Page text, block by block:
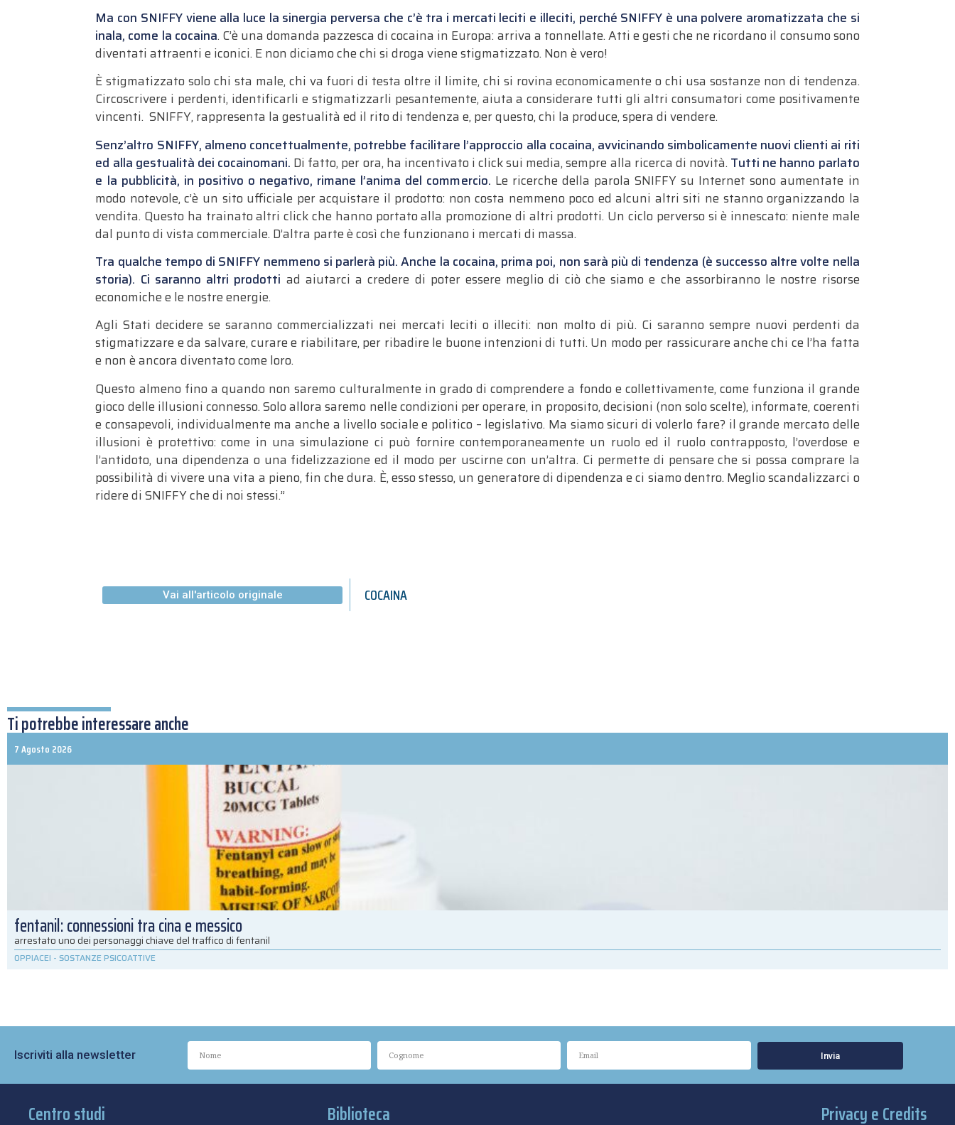
Ma con SNIFFY viene alla luce la sinergia perversa che c’è tra i mercati leciti e illeciti, perché SNIFFY è una polvere aromatizzata che si
inala, come la cocaina. C’è una domanda pazzesca di cocaina in Europa: arriva a tonnellate. Atti e gesti che ne ricordano il consumo sono
diventati attraenti e iconici. E non diciamo che chi si droga viene stigmatizzato. Non è vero!
È stigmatizzato solo chi sta male, chi va fuori di testa oltre il limite, chi si rovina economicamente o chi usa sostanze non di tendenza.
Circoscrivere i perdenti, identificarli e stigmatizzarli pesantemente, aiuta a considerare tutti gli altri consumatori come positivamente
vincenti. SNIFFY, rappresenta la gestualità ed il rito di tendenza e, per questo, chi la produce, spera di vendere.
Senz’altro SNIFFY, almeno concettualmente, potrebbe facilitare l’approccio alla cocaina, avvicinando simbolicamente nuovi clienti ai riti
ed alla gestualità dei cocainomani. Di fatto, per ora, ha incentivato i click sui media, sempre alla ricerca di novità. Tutti ne hanno parlato
e la pubblicità, in positivo o negativo, rimane l’anima del commercio. Le ricerche della parola SNIFFY su Internet sono aumentate in
modo notevole, c’è un sito ufficiale per acquistare il prodotto: non costa nemmeno poco ed alcuni altri siti ne stanno organizzando la
vendita. Questo ha trainato altri click che hanno portato alla promozione di altri prodotti. Un ciclo perverso si è innescato: niente male
dal punto di vista commerciale. D’altra parte è così che funzionano i mercati di massa.
Tra qualche tempo di SNIFFY nemmeno si parlerà più. Anche la cocaina, prima poi, non sarà più di tendenza (è successo altre volte nella
storia). Ci saranno altri prodotti ad aiutarci a credere di poter essere meglio di ciò che siamo e che assorbiranno le nostre risorse
economiche e le nostre energie.
Agli Stati decidere se saranno commercializzati nei mercati leciti o illeciti: non molto di più. Ci saranno sempre nuovi perdenti da
stigmatizzare e da salvare, curare e riabilitare, per ribadire le buone intenzioni di tutti. Un modo per rassicurare anche chi ce l’ha fatta
e non è ancora diventato come loro.
Questo almeno fino a quando non saremo culturalmente in grado di comprendere a fondo e collettivamente, come funziona il grande
gioco delle illusioni connesso. Solo allora saremo nelle condizioni per operare, in proposito, decisioni (non solo scelte), informate, coerenti
e consapevoli, individualmente ma anche a livello sociale e politico – legislativo. Ma siamo sicuri di volerlo fare? il grande mercato delle
illusioni è protettivo: come in una simulazione ci può fornire contemporaneamente un ruolo ed il ruolo contrapposto, l’overdose e
l’antidoto, una dipendenza o una fidelizzazione ed il modo per uscirne con un’altra. Ci permette di pensare che si possa comprare la
possibilità di vivere una vita a pieno, fin che dura. È, esso stesso, un generatore di dipendenza e ci siamo dentro. Meglio scandalizzarci o
ridere di SNIFFY che di noi stessi.”
Vai all'articolo originale COCAINA
Ti potrebbe interessare anche
7 Agosto 2026
fentanil: connessioni tra cina e messico
arrestato uno dei personaggi chiave del traffico di fentanil
OPPIACEI - SOSTANZE PSICOATTIVE
Iscriviti alla newsletter Invia
Centro studi Biblioteca Privacy e Credits